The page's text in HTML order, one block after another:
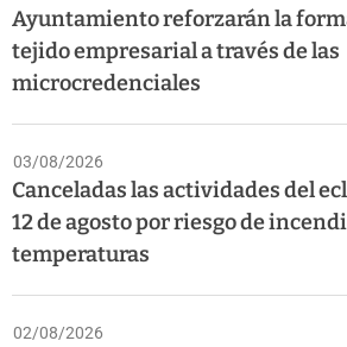
Ayuntamiento reforzarán la
tejido empresarial a través de las
microcredenciales
03/08/2026
Canceladas las actividades del
12 de agosto por riesgo de
temperaturas
02/08/2026